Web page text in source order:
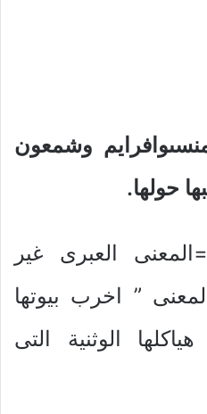
منسىوافرايم وشمعون
حولها.
العبرى غير
” اخرب بيوتها
الوثنية التى